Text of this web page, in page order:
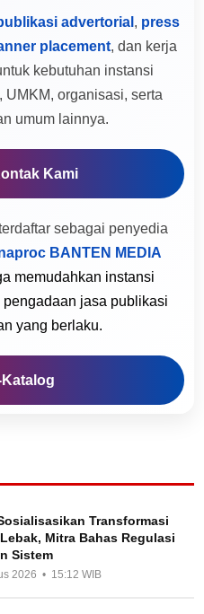
advertorial , press
placement, dan kerja
kebutuhan instansi
UMKM, organisasi, serta
umum lainnya.
Kami
sebagai penyedia
BANTEN MEDIA
memudahkan instansi
jasa publikasi
yang berlaku.
Katalog
Transformasi
Mitra Bahas Regulasi
Sistem
2026 • 15:12 WIB